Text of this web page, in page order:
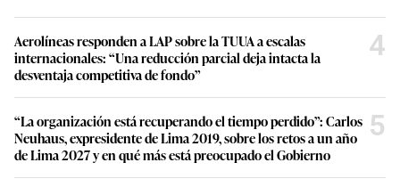
Aerolíneas responden a LAP sobre la TUUA a escalas
internacionales: “Una reducción parcial deja intacta la
desventaja competitiva de fondo”
4
“La organización está recuperando el tiempo perdido”: Carlos
Neuhaus, expresidente de Lima 2019, sobre los retos a un año
de Lima 2027 y en qué más está preocupado el Gobierno
5